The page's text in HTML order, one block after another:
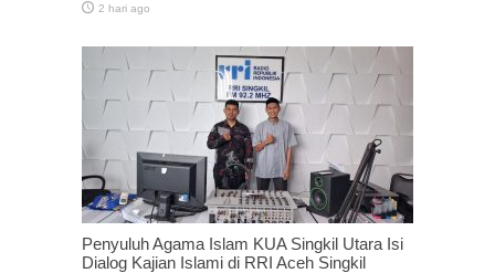
2 hari ago
Penyuluh Agama Islam KUA Singkil Utara Isi
Dialog Kajian Islami di RRI Aceh Singkil